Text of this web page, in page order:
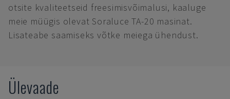
otsite kvaliteetseid freesimisvõimalusi, kaaluge
meie müügis olevat Soraluce TA-20 masinat.
Lisateabe saamiseks võtke meiega ühendust.
Ülevaade